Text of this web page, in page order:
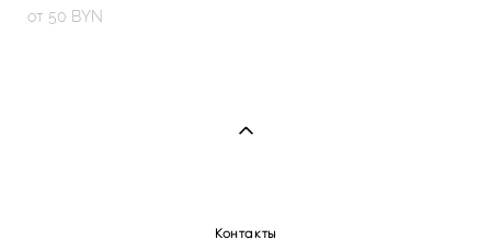
от 50 BYN
Контакты